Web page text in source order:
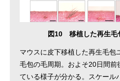
図10 移植した再生毛
マウスに皮下移植した再生毛包
毛包の毛周期。およそ20日間前
ている様子が分かる。スケール